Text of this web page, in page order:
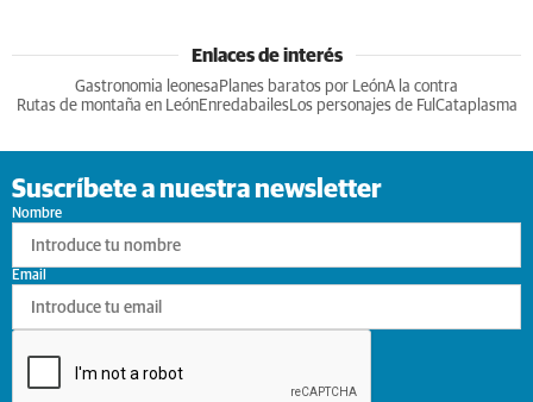
Enlaces de interés
Gastronomia leonesa Planes baratos por LeónA la contra
Rutas de montaña en LeónEnredabailesLos personajes de Ful Cataplasma
Suscríbete a nuestra newsletter
Nombre
Email